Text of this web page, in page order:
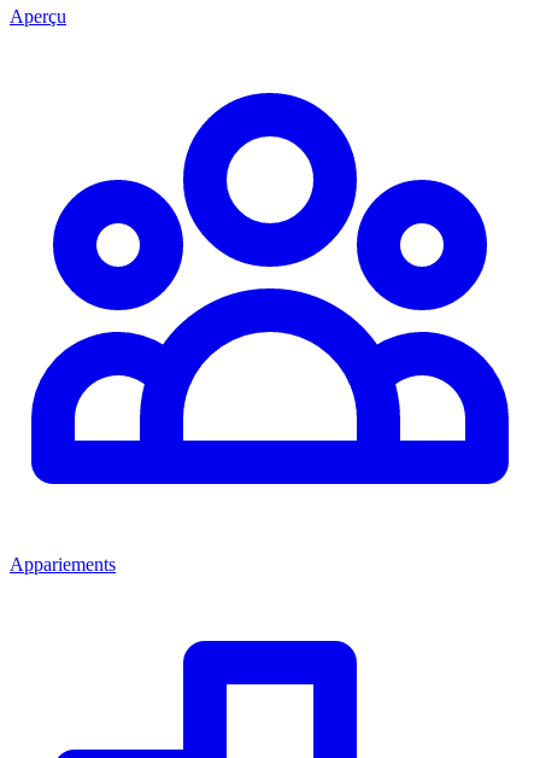
Aperçu
Appariements